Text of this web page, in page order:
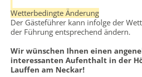
Wetterbedingte Änderung
Der Gästeführer kann infolge der
der Führung entsprechend ändern.
Wir wünschen Ihnen einen
interessanten Aufenthalt in der
Lauffen am Neckar!